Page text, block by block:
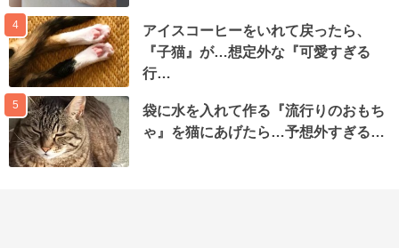
4
アイスコーヒーをいれて戻ったら、
『子猫』が…想定外な『可愛すぎる
行…
5
袋に水を入れて作る『流行りのおもち
ゃ』を猫にあげたら…予想外すぎる…